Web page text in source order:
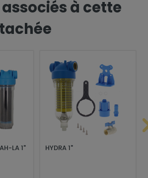
à cette
LA 1" HYDRA 1"